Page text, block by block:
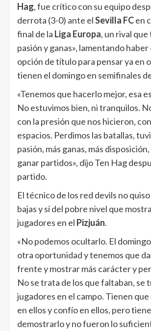
Hag, fue crítico con su equipo
derrota (3-0) ante elSevilla FCen
final de la Liga Europa, un rival que
pasión y ganas», lamentando haber
opción de título para pensar ya en
tienen el domingo en semifinales
«Tenemos que hacerlo mejor, esa
No estuvimos bien, ni tranquilos.
con la presión que nos hicieron,
espacios. Perdimos las batallas,
pasión, más ganas, más
ganar partidos», dijo Ten Hag
partido.
El técnico de los red devils no
bajas y sí del pobre nivel que
jugadores en el Pizjuán.
«No podemos ocultarlo. El
otra oportunidad y tenemos que
frente y mostrar más carácter y
No se trata de los que faltaban, se
jugadores en el campo. Tienen
en ellos y confío en ellos, pero
demostrarlo y no fueron lo